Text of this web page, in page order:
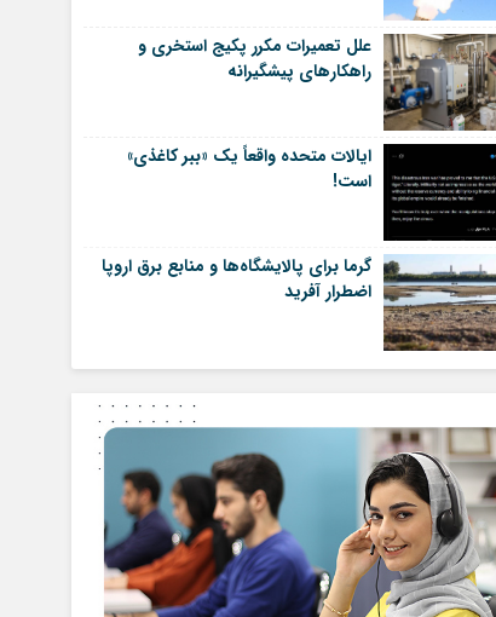
علل تعمیرات مکرر پکیج استخری و
راهکارهای پیشگیرانه
ایالات متحده واقعاً یک «ببر کاغذی»
است!
گرما برای پالایشگاه‌ها و منابع برق اروپا
اضطرار آفرید